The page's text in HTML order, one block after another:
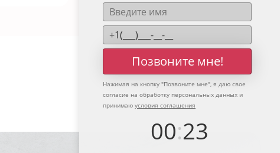
Позвоните мне!
Нажимая на кнопку "Позвоните мне", я даю свое
согласие на обработку персональных данных и
принимаю условия соглашения
00:23